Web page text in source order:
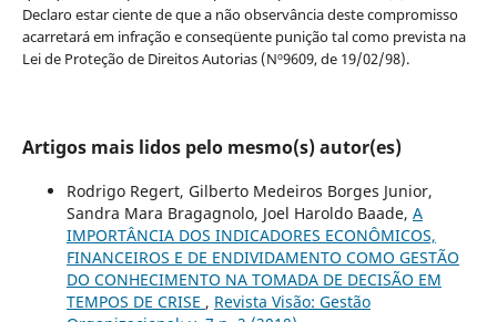
Declaro estar ciente de que a não observância deste compromisso
acarretará em infração e conseqüente punição tal como prevista na
Lei de Proteção de Direitos Autorias (Nº9609, de 19/02/98).
Artigos mais lidos pelo mesmo(s) autor(es)
Rodrigo Regert, Gilberto Medeiros Borges Junior,
Sandra Mara Bragagnolo, Joel Haroldo Baade, A
IMPORTÂNCIA DOS INDICADORES ECONÔMICOS,
FINANCEIROS E DE ENDIVIDAMENTO COMO GESTÃO
DO CONHECIMENTO NA TOMADA DE DECISÃO EM
TEMPOS DE CRISE , Revista Visão: Gestão